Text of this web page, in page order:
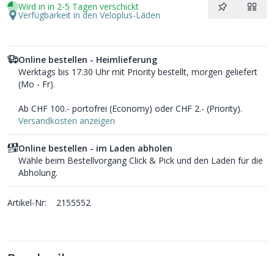
Wird in in 2-5 Tagen verschickt
Verfügbarkeit in den Veloplus-Läden
Online bestellen - Heimlieferung
Werktags bis 17.30 Uhr mit Priority bestellt, morgen geliefert
(Mo - Fr).
Ab CHF 100.- portofrei (Economy) oder CHF 2.- (Priority).
Versandkosten anzeigen
Online bestellen - im Laden abholen
Wähle beim Bestellvorgang Click & Pick und den Laden für die
Abholung.
Artikel-Nr: 2155552